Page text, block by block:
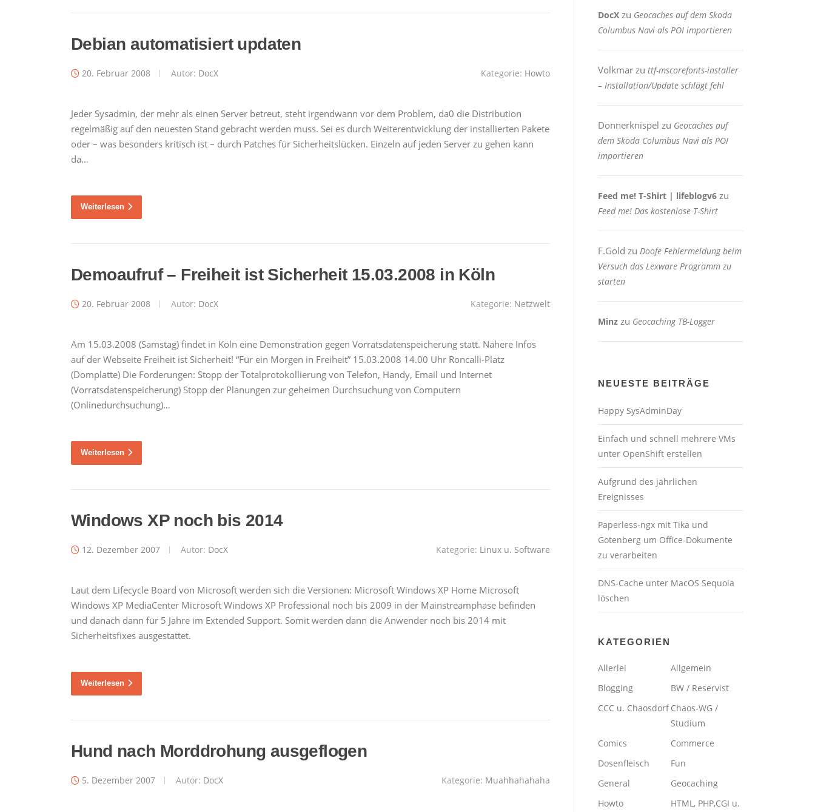
Debian automatisiert updaten
20. Februar 2008 Autor: DocX Kategorie: Howto
Jeder Sysadmin, der mehr als einen Server betreut, steht irgendwann vor dem Problem, da0 die Distribution
regelmäßig auf den neuesten Stand gebracht werden muss. Sei es durch Weiterentwicklung der installierten Pakete
oder – was besonders kritisch ist – durch Patches für Sicherheitslücken. Einzeln auf jeden Server zu gehen kann
da…
Weiterlesen
Demoaufruf – Freiheit ist Sicherheit 15.03.2008 in Köln
20. Februar 2008 Autor: DocX Kategorie: Netzwelt
Am 15.03.2008 (Samstag) findet in Köln eine Demonstration gegen Vorratsdatenspeicherung statt. Nähere Infos
auf der Webseite Freiheit ist Sicherheit! “Für ein Morgen in Freiheit” 15.03.2008 14.00 Uhr Roncalli-Platz
(Domplatte) Die Forderungen: Stopp der Totalprotokollierung von Telefon, Handy, Email und Internet
(Vorratsdatenspeicherung) Stopp der Planungen zur geheimen Durchsuchung von Computern
(Onlinedurchsuchung)…
Weiterlesen
Windows XP noch bis 2014
12. Dezember 2007 Autor: DocX Kategorie: Linux u. Software
Laut dem Lifecycle Board von Microsoft werden sich die Versionen: Microsoft Windows XP Home Microsoft
Windows XP MediaCenter Microsoft Windows XP Professional noch bis 2009 in der Mainstreamphase befinden
und danach dann für 5 Jahre im Extended Support. Somit werden dann die Anwender noch bis 2014 mit
Sicherheitsfixes ausgestattet.
Weiterlesen
Hund nach Morddrohung ausgeflogen
5. Dezember 2007 Autor: DocX Kategorie: Muahhahahaha
DocX zu Geocaches auf dem Skoda
Columbus Navi als POI importieren
Volkmar zu ttf-mscorefonts-installer
– Installation/Update schlägt fehl
Donnerknispel zu Geocaches auf
dem Skoda Columbus Navi als POI
importieren
Feed me! T-Shirt | lifeblogv6 zu
Feed me! Das kostenlose T-Shirt
F.Gold zu Doofe Fehlermeldung beim
Versuch das Lexware Programm zu
starten
Minz zu Geocaching TB-Logger
NEUESTE BEITRÄGE
Happy SysAdminDay
Einfach und schnell mehrere VMs
unter OpenShift erstellen
Aufgrund des jährlichen
Ereignisses
Paperless-ngx mit Tika und
Gotenberg um Office-Dokumente
zu verarbeiten
DNS-Cache unter MacOS Sequoia
löschen
KATEGORIEN
Allerlei
Allgemein
Blogging
BW / Reservist
CCC u. Chaosdorf Chaos-WG /
Studium
Comics
Commerce
Dosenfleisch
Fun
General
Geocaching
Howto
HTML, PHP,CGI u.